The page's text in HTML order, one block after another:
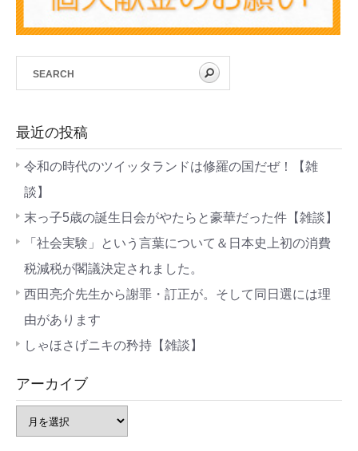
最近の投稿
令和の時代のツイッタランドは修羅の国だぜ！【雑
談】
末っ子5歳の誕生日会がやたらと豪華だった件【雑談】
「社会実験」という言葉について＆日本史上初の消費
税減税が閣議決定されました。
西田亮介先生から謝罪・訂正が。そして同日選には理
由があります
しゃほさげニキの矜持【雑談】
アーカイブ